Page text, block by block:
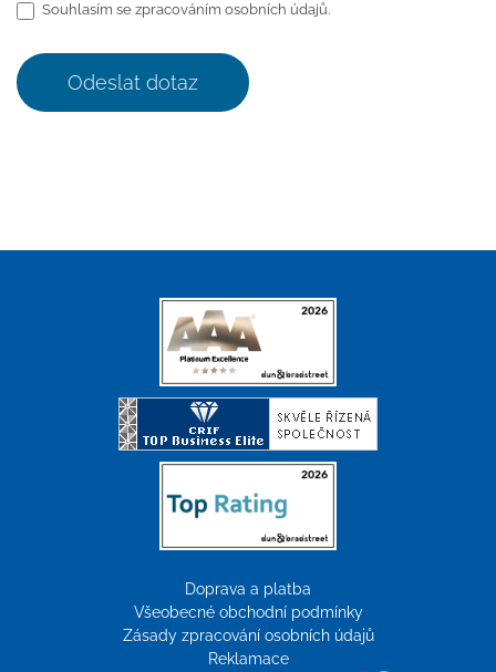
Souhlasím se zpracováním osobních údajů.
Odeslat dotaz
Doprava a platba
Všeobecné obchodní podmínky
Zásady zpracování osobních údajů
Reklamace